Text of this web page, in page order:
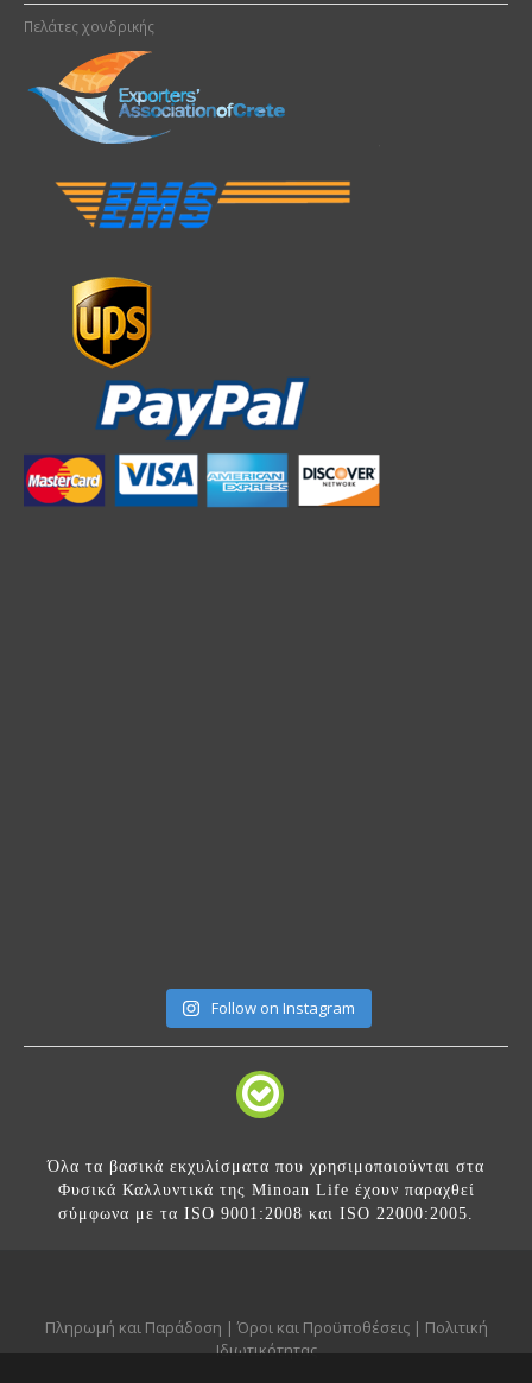
Πελάτες χονδρικής
Follow on Instagram
Όλα τα βασικά εκχυλίσματα που χρησιμοποιούνται στα
Φυσικά Καλλυντικά της Minoan Life έχουν παραχθεί
σύμφωνα με τα ISO 9001:2008 και ISO 22000:2005.
Πληρωμή και Παράδοση |Όροι και Προϋποθέσεις| Πολιτική
Ιδιωτικότητας